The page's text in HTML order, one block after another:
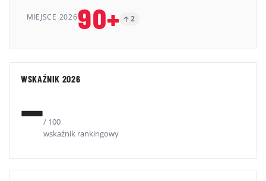
MIEJSCE 202690+ 2
WSKAŹNIK 2026
—/ 100
wskaźnik rankingowy